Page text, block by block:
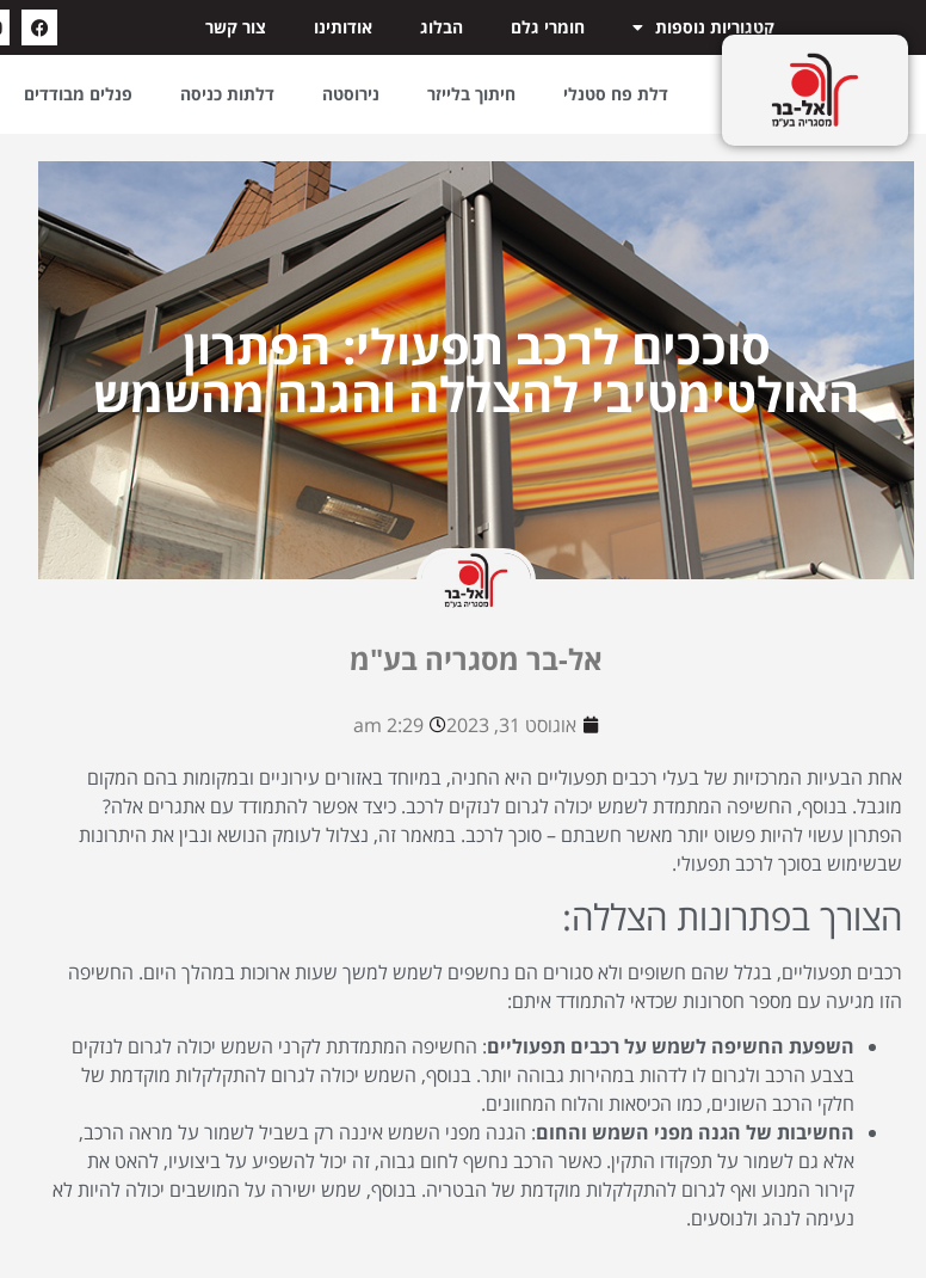
קטגוריות נוספות חומרי גלם הבלוג אודותינו צור קשר
דלת פח סטנלי חיתוך בלייזר נירוסטה דלתות כניסה פנלים מבודדים
סוככים לרכב תפעולי: הפתרון
האולטימטיבי להצללה והגנה מהשמש
אל-בר מסגריה בע"מ
אוגוסט 31, 2023
2:29 am
אחת הבעיות המרכזיות של בעלי רכבים תפעוליים היא החניה, במיוחד באזורים עירוניים ובמקומות בהם המקום
מוגבל. בנוסף, החשיפה המתמדת לשמש יכולה לגרום לנזקים לרכב. כיצד אפשר להתמודד עם אתגרים אלה?
הפתרון עשוי להיות פשוט יותר מאשר חשבתם – סוכך לרכב. במאמר זה, נצלול לעומק הנושא ונבין את היתרונות
שבשימוש בסוכך לרכב תפעולי.
הצורך בפתרונות הצללה:
רכבים תפעוליים, בגלל שהם חשופים ולא סגורים הם נחשפים לשמש למשך שעות ארוכות במהלך היום. החשיפה
הזו מגיעה עם מספר חסרונות שכדאי להתמודד איתם:
השפעת החשיפה לשמש על רכבים תפעוליים: החשיפה המתמדתת לקרני השמש יכולה לגרום לנזקים
בצבע הרכב ולגרום לו לדהות במהירות גבוהה יותר. בנוסף, השמש יכולה לגרום להתקלקלות מוקדמת של
חלקי הרכב השונים, כמו הכיסאות והלוח המחוונים.
החשיבות של הגנה מפני השמש והחום: הגנה מפני השמש איננה רק בשביל לשמור על מראה הרכב,
אלא גם לשמור על תפקודו התקין. כאשר הרכב נחשף לחום גבוה, זה יכול להשפיע על ביצועיו, להאט את
קירור המנוע ואף לגרום להתקלקלות מוקדמת של הבטריה. בנוסף, שמש ישירה על המושבים יכולה להיות לא
נעימה לנהג ולנוסעים.